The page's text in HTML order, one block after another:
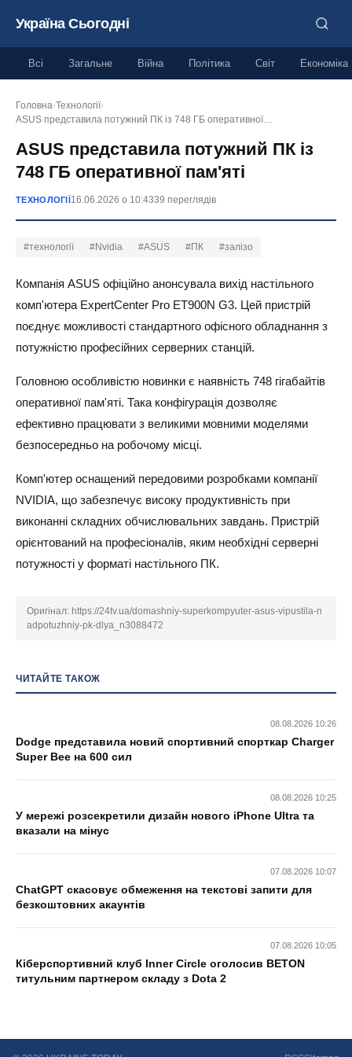
Україна Сьогодні
Всі Загальне Війна Політика Світ Економіка
Головна›Технології›
ASUS представила потужний ПК із 748 ГБ оперативної…
ASUS представила потужний ПК із
748 ГБ оперативної пам'яті
ТЕХНОЛОГІЇ16.06.2026 о 10:4339 переглядів
#технології #Nvidia #ASUS #ПК #залізо
Компанія ASUS офіційно анонсувала вихід настільного
комп'ютера ExpertCenter Pro ET900N G3. Цей пристрій
поєднує можливості стандартного офісного обладнання з
потужністю професійних серверних станцій.
Головною особливістю новинки є наявність 748 гігабайтів
оперативної пам'яті. Така конфігурація дозволяє
ефективно працювати з великими мовними моделями
безпосередньо на робочому місці.
Комп'ютер оснащений передовими розробками компанії
NVIDIA, що забезпечує високу продуктивність при
виконанні складних обчислювальних завдань. Пристрій
орієнтований на професіоналів, яким необхідні серверні
потужності у форматі настільного ПК.
Оригінал: https://24tv.ua/domashniy-superkompyuter-asus-vipustila-n
adpotuzhniy-pk-dlya_n3088472
ЧИТАЙТЕ ТАКОЖ
08.08.2026 10:26
Dodge представила новий спортивний спорткар Charger
Super Bee на 600 сил
08.08.2026 10:25
У мережі розсекретили дизайн нового iPhone Ultra та
вказали на мінус
07.08.2026 10:07
ChatGPT скасовує обмеження на текстові запити для
безкоштовних акаунтів
07.08.2026 10:05
Кіберспортивний клуб Inner Circle оголосив BETON
титульним партнером складу з Dota 2